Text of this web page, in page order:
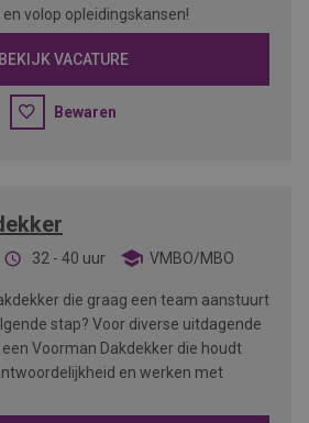
volop opleidingskansen!
BEKIJK VACATURE
Bewaren
32 - 40 uur VMBO/MBO
die graag een team aanstuurt
stap? Voor diverse uitdagende
Voorman Dakdekker die houdt
en werken met